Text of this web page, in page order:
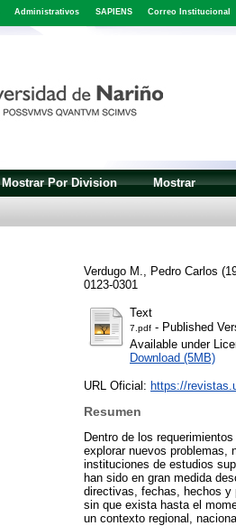
Administrativos SAPIENS Correo Institucional
Mostrar Por Division Mostrar
Verdugo M., Pedro Carlos
0123-0301
Text
7.pdf - Published
Available under
Download (5MB)
URL Oficial: https://
Resumen
Dentro de los
explorar nuevos problemas,
instituciones de estudios
han sido en gran medida
directivas, fechas, hechos y
sin que exista hasta el
un contexto regional,